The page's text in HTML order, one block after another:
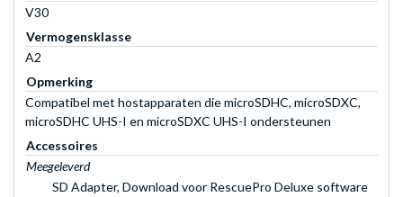
V30
Vermogensklasse
A2
Opmerking
Compatibel met hostapparaten die microSDHC, microSDXC,
microSDHC UHS-I en microSDXC UHS-I ondersteunen
Accessoires
Meegeleverd
SD Adapter, Download voor RescuePro Deluxe software